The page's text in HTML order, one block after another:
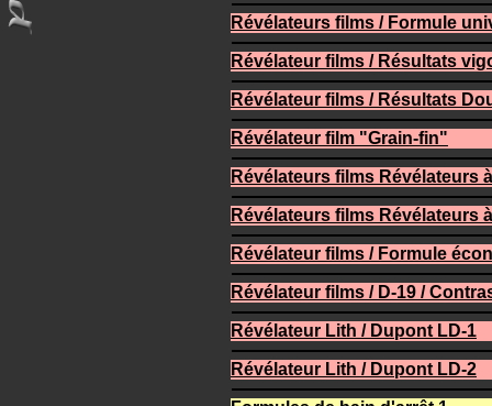
Révélateurs films / Formule
Révélateur films / Résultats
Révélateur films / Résultats
Révélateur film "Grain-fin"
Révélateurs films Révélateurs
Révélateurs films Révélateurs
Révélateur films / Formule
Révélateur films / D-19 /
Révélateur Lith / Dupont LD-1
Révélateur Lith / Dupont LD-2